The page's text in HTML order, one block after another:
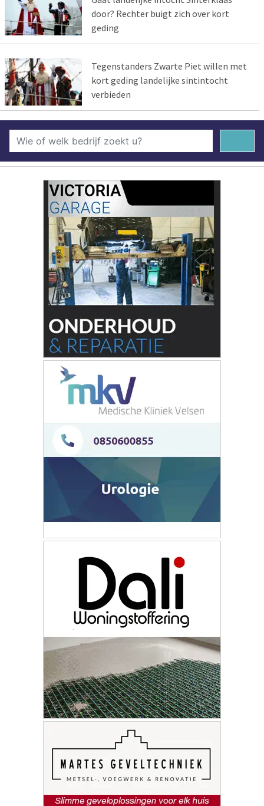
door? Rechter buigt zich over kort
geding
Tegenstanders Zwarte Piet willen met
kort geding landelijke sintintocht
verbieden